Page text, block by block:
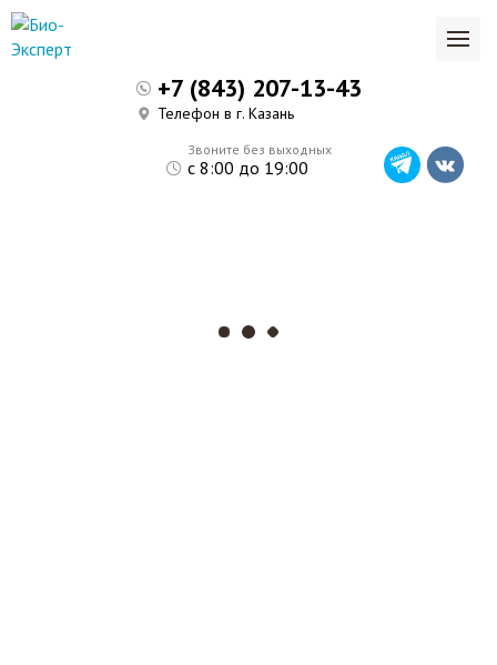
Звоните без выходных
с 8:00 до 19:00
+7 (843) 207-13-43
Телефон в г. Казань